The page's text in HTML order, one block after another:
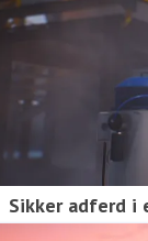
Sikker adferd i